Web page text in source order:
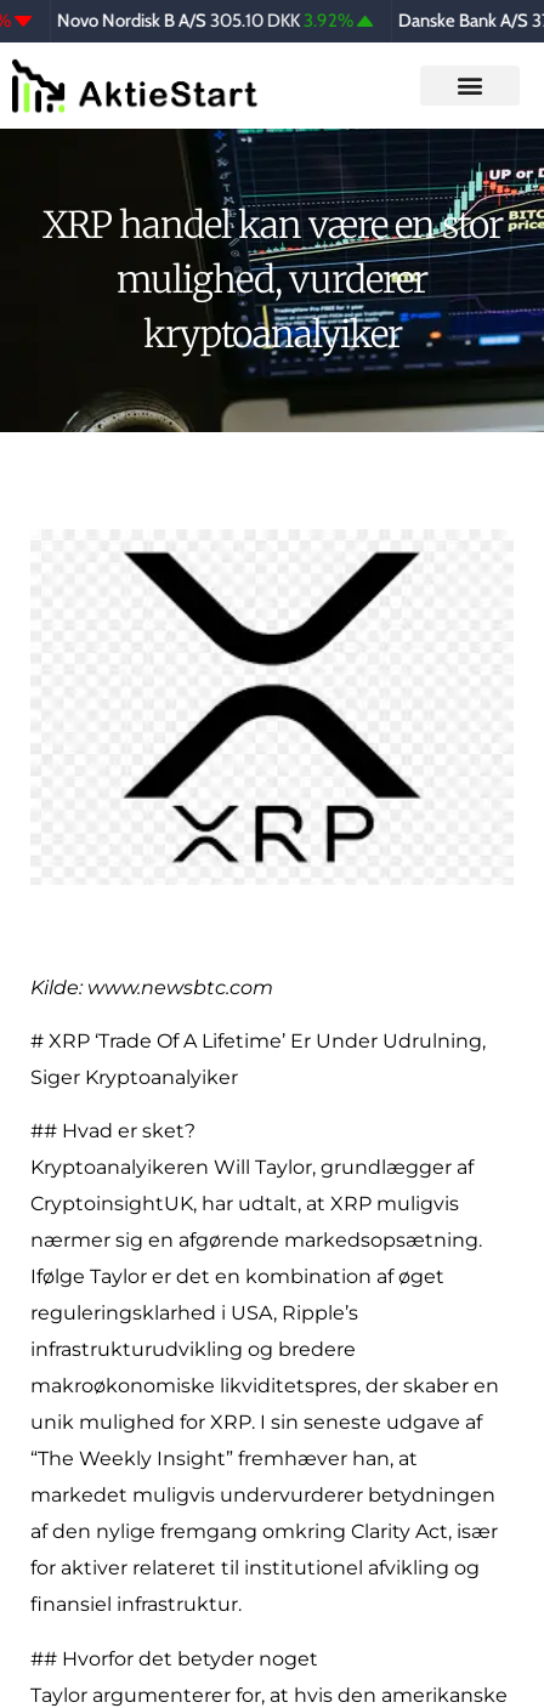
XRP handel kan være en stor
mulighed, vurderer
kryptoanalyiker
Kilde: www.newsbtc.com
# XRP ‘Trade Of A Lifetime’ Er Under Udrulning,
Siger Kryptoanalyiker
## Hvad er sket?
Kryptoanalyikeren Will Taylor, grundlægger af
CryptoinsightUK, har udtalt, at XRP muligvis
nærmer sig en afgørende markedsopsætning.
Ifølge Taylor er det en kombination af øget
reguleringsklarhed i USA, Ripple’s
infrastrukturudvikling og bredere
makroøkonomiske likviditetspres, der skaber en
unik mulighed for XRP. I sin seneste udgave af
“The Weekly Insight” fremhæver han, at
markedet muligvis undervurderer betydningen
af den nylige fremgang omkring Clarity Act, især
for aktiver relateret til institutionel afvikling og
finansiel infrastruktur.
## Hvorfor det betyder noget
Taylor argumenterer for, at hvis den amerikanske
Novo Nordisk B A/S305.10 DKK3.92% Danske Bank A/S